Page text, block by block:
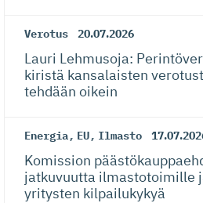
Verotus 20.07.2026
Lauri Lehmusoja:
kiristä kansalaisten
tehdään oikein
Energia, EU, Ilmasto
Komission
jatkuvuutta ilmastotoimille
yritysten kilpailukykyä